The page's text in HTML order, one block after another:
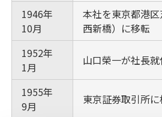
1946年
10月
本社を東京都港
西新橋）に移転
1952年
1月
山口榮一が社長
1955年
9月
東京証券取引所